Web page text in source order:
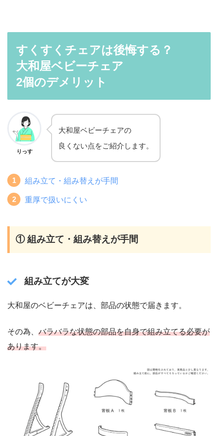
すくすくチェアは後悔する？
大和屋ベビーチェア
2個のデメリット
りっす
大和屋ベビーチェアの
良くない点をご紹介します。
組み立て・組み替えが手間
重厚で扱いにくい
① 組み立て・組み替えが手間
組み立てが大変
大和屋のベビーチェアは、部品の状態で届きます。
その為、 バラバラな状態の部品を自身で組み立てる必要が
あります。